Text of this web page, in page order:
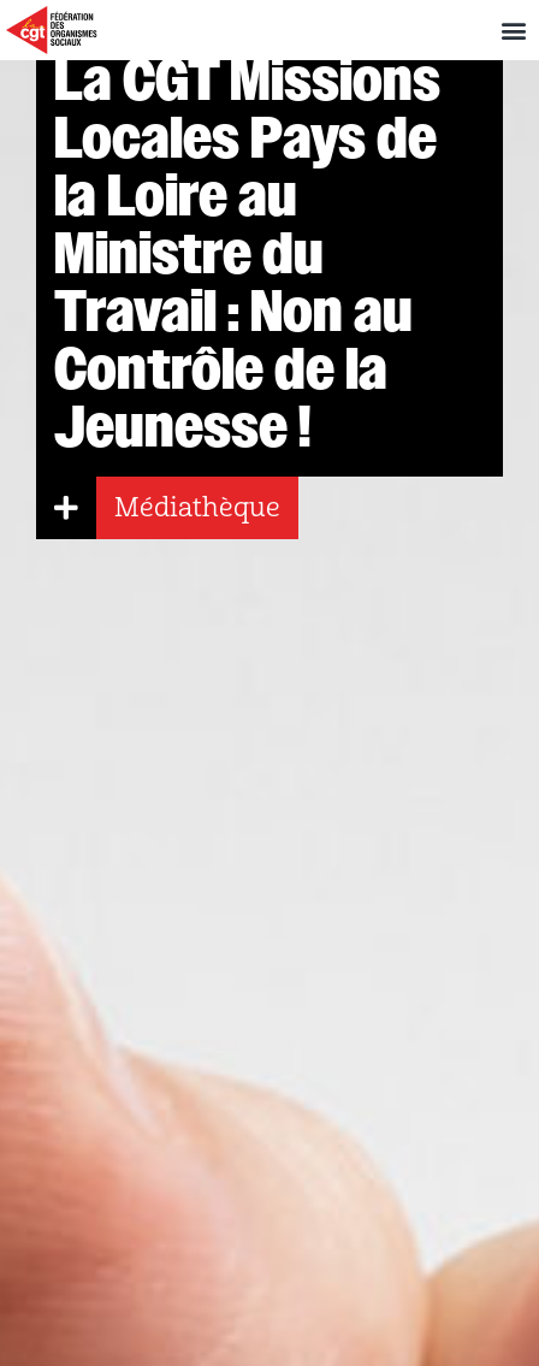
La CGT Missions
Locales Pays de
la Loire au
Ministre du
Travail : Non au
Contrôle de la
Jeunesse !
Médiathèque